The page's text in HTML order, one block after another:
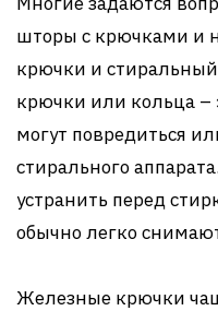
шторы с крючками и
крючки и
крючки или кольца –
могут повредиться
стирального
устранить перед
обычно легко
Железные крючки